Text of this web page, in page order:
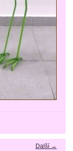
Další →